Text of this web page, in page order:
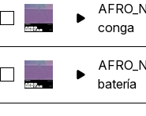
Seleccionar
conga
Seleccionar
batería